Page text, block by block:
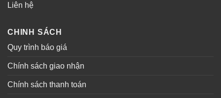
Liên hệ
CHINH SÁCH
Quy trình báo giá
Chính sách giao nhận
Chính sách thanh toán